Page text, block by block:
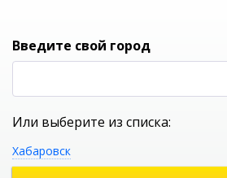
УНИВЕРСАЛЬНЫЙ ИНТЕРНЕТ
Введите свой город
Или выберите из списка:
Хабаровск